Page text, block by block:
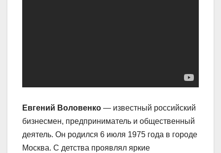
Евгений Воловенко — известный российский
бизнесмен, предприниматель и общественный
деятель. Он родился 6 июля 1975 года в городе
Москва. С детства проявлял яркие